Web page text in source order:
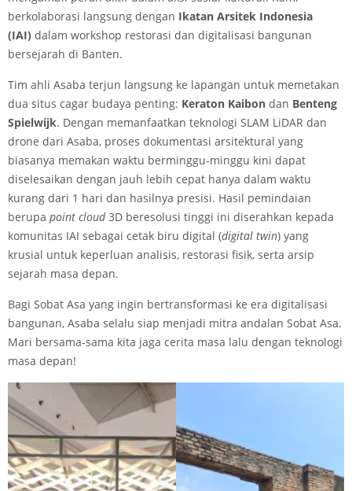
berkolaborasi langsung dengan Ikatan Arsitek Indonesia
(IAI) dalam workshop restorasi dan digitalisasi bangunan
bersejarah di Banten.
Tim ahli Asaba terjun langsung ke lapangan untuk memetakan
dua situs cagar budaya penting: Keraton Kaibon dan Benteng
Spielwijk. Dengan memanfaatkan teknologi SLAM LiDAR dan
drone dari Asaba, proses dokumentasi arsitektural yang
biasanya memakan waktu berminggu-minggu kini dapat
diselesaikan dengan jauh lebih cepat hanya dalam waktu
kurang dari 1 hari dan hasilnya presisi. Hasil pemindaian
berupa point cloud3D beresolusi tinggi ini diserahkan kepada
komunitas IAI sebagai cetak biru digital (digital twin) yang
krusial untuk keperluan analisis, restorasi fisik, serta arsip
sejarah masa depan.
Bagi Sobat Asa yang ingin bertransformasi ke era digitalisasi
bangunan, Asaba selalu siap menjadi mitra andalan Sobat Asa.
Mari bersama-sama kita jaga cerita masa lalu dengan teknologi
masa depan!